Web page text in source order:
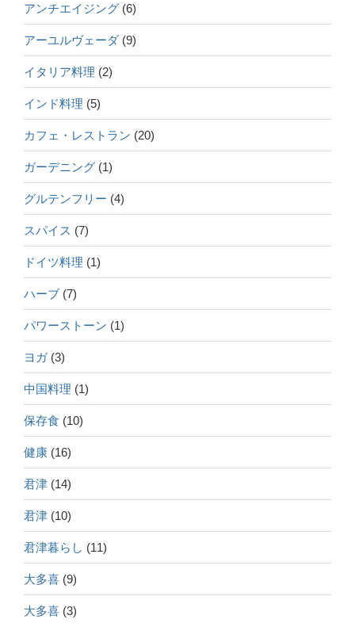
アンチエイジング (6)
アーユルヴェーダ (9)
イタリア料理 (2)
インド料理 (5)
カフェ・レストラン (20)
ガーデニング (1)
グルテンフリー (4)
スパイス (7)
ドイツ料理 (1)
ハーブ (7)
パワーストーン (1)
ヨガ (3)
中国料理 (1)
保存食 (10)
健康 (16)
君津 (14)
君津 (10)
君津暮らし (11)
大多喜 (9)
大多喜 (3)